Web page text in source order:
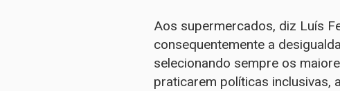
Aos supermercados, diz Luís
consequentemente a
selecionando sempre os
praticarem políticas inclusivas,